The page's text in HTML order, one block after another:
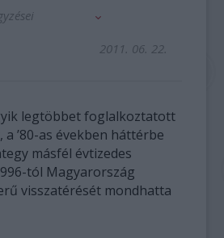
2011. 06. 22.
legtöbbet foglalkoztatott
’80-as években háttérbe
másfél évtizedes
tól Magyarország
visszatérését mondhatta